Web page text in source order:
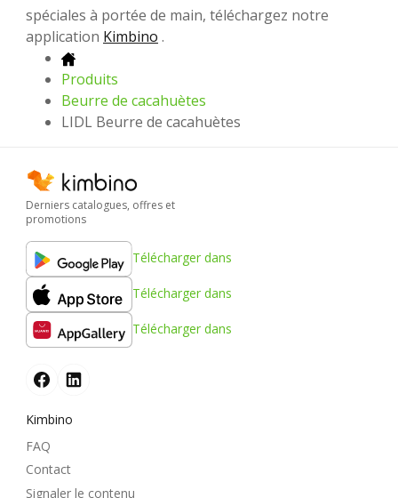
spéciales à portée de main, téléchargez notre
application Kimbino .
Produits
Beurre de cacahuètes
LIDL Beurre de cacahuètes
Derniers catalogues, offres et
promotions
Télécharger dans
Télécharger dans
Télécharger dans
Kimbino
FAQ
Contact
Signaler le contenu